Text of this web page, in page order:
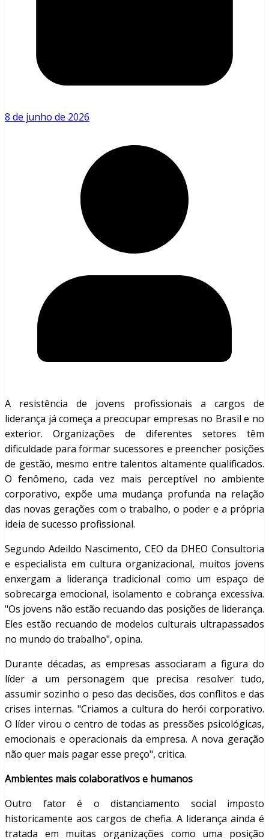
8 de junho de 2026
A resistência de jovens profissionais a cargos de
liderança já começa a preocupar empresas no Brasil e no
exterior. Organizações de diferentes setores têm
dificuldade para formar sucessores e preencher posições
de gestão, mesmo entre talentos altamente qualificados.
O fenômeno, cada vez mais perceptível no ambiente
corporativo, expõe uma mudança profunda na relação
das novas gerações com o trabalho, o poder e a própria
ideia de sucesso profissional.
Segundo Adeildo Nascimento, CEO da DHEO Consultoria
e especialista em cultura organizacional, muitos jovens
enxergam a liderança tradicional como um espaço de
sobrecarga emocional, isolamento e cobrança excessiva.
"Os jovens não estão recuando das posições de liderança.
Eles estão recuando de modelos culturais ultrapassados
no mundo do trabalho", opina.
Durante décadas, as empresas associaram a figura do
líder a um personagem que precisa resolver tudo,
assumir sozinho o peso das decisões, dos conflitos e das
crises internas. "Criamos a cultura do herói corporativo.
O líder virou o centro de todas as pressões psicológicas,
emocionais e operacionais da empresa. A nova geração
não quer mais pagar esse preço", critica.
Ambientes mais colaborativos e humanos
Outro fator é o distanciamento social imposto
historicamente aos cargos de chefia. A liderança ainda é
tratada em muitas organizações como uma posição